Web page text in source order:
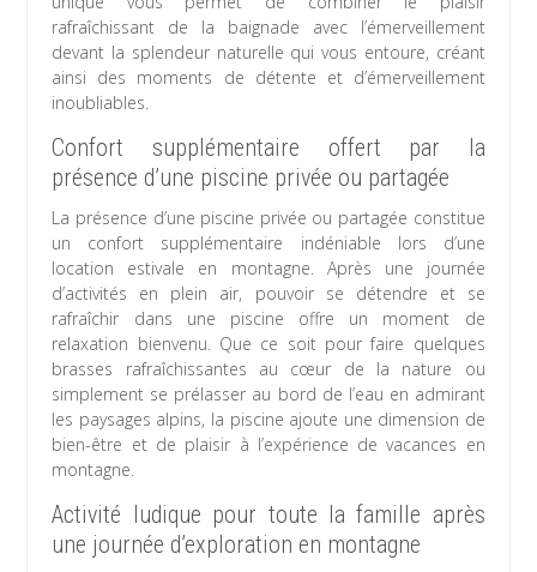
rafraîchissant de la baignade avec l’émerveillement
devant la splendeur naturelle qui vous entoure, créant
ainsi des moments de détente et d’émerveillement
inoubliables.
Confort supplémentaire offert par la
présence d’une piscine privée ou partagée
La présence d’une piscine privée ou partagée constitue
un confort supplémentaire indéniable lors d’une
location estivale en montagne. Après une journée
d’activités en plein air, pouvoir se détendre et se
rafraîchir dans une piscine offre un moment de
relaxation bienvenu. Que ce soit pour faire quelques
brasses rafraîchissantes au cœur de la nature ou
simplement se prélasser au bord de l’eau en admirant
les paysages alpins, la piscine ajoute une dimension de
bien-être et de plaisir à l’expérience de vacances en
montagne.
Activité ludique pour toute la famille après
une journée d’exploration en montagne